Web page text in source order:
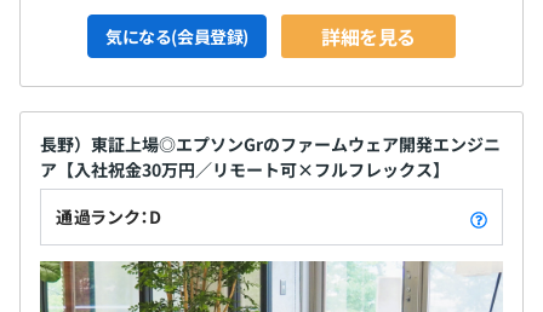
気になる(会員登録) 詳細を見る
長野）東証上場◎エプソンGrのファームウェア開発エンジニ
ア【入社祝金30万円／リモート可×フルフレックス】
通過ランク：D